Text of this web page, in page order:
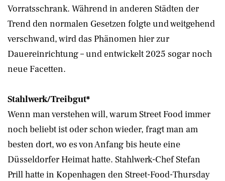
Vorratsschrank. Während in anderen Städten der
Trend den normalen Gesetzen folgte und weitgehend
verschwand, wird das Phänomen hier zur
Dauereinrichtung – und entwickelt 2025 sogar noch
neue Facetten.
Stahlwerk/Treibgut*
Wenn man verstehen will, warum Street Food immer
noch beliebt ist oder schon wieder, fragt man am
besten dort, wo es von Anfang bis heute eine
Düsseldorfer Heimat hatte. Stahlwerk-Chef Stefan
Prill hatte in Kopenhagen den Street-Food-Thursday